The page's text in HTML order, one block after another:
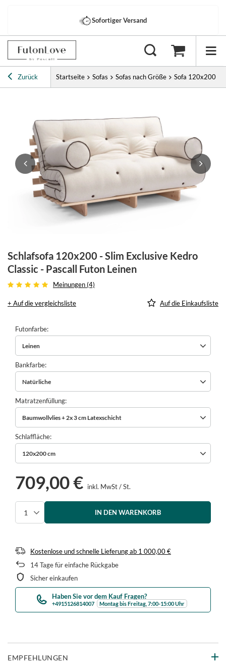
Sofortiger Versand
Zurück Startseite Sofas Sofas nach Größe Sofa 120x200
Schlafsofa 120x200 - Slim Exclusive Kedro
Classic - Pascall Futon Leinen
Meinungen (4)
+ Auf die vergleichsliste Auf die Einkaufsliste
Futonfarbe
Leinen
Bankfarbe
Natürliche
Matratzenfüllung
Baumwollvlies + 2x 3 cm Latexschicht
Schlaffläche
120x200 cm
709,00 € inkl. MwSt/St.
IN DEN WARENKORB
Kostenlose und schnelle Lieferungab 1 000,00 €
14Tage für einfache Rückgabe
Sicher einkaufen
Haben Sie vor dem Kauf Fragen?
+4915126814007 Montag bis Freitag, 7:00-15:00 Uhr
EMPFEHLUNGEN